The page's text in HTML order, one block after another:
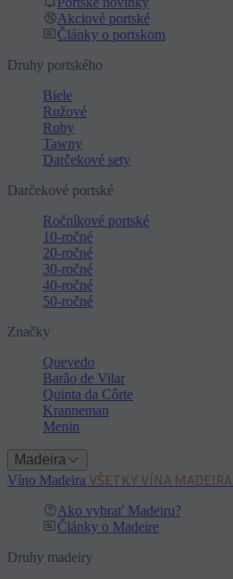
Akciové portské
Články o portskom
Druhy portského
Biele
Ružové
Ruby
Tawny
Darčekové sety
Darčekové portské
Ročníkové portské
10-ročné
20-ročné
30-ročné
40-ročné
50-ročné
Značky
Quevedo
Barão de Vilar
Quinta da Côrte
Kranneman
Menin
Madeira
Víno Madeira VŠETKY VÍNA MADEIRA
Ako vybrať Madeiru?
Články o Madeire
Druhy madeiry